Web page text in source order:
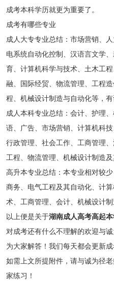
成考本科学历就更为重要了。
成考有哪些专业
成人大专专业总结：市场营销、
电系统自动化控制、汉语言文学
育、计算机科学与技术、土木工
融、国际经贸、物流管理、工程
程、机械设计制造与自动化等，有
成人本科专业总结：会计、护理
语、广告、市场营销、计算机科
行政管理、社会工作、工商管理
工程、物流管理、机械设计制造及
高升本专业总结：本专业相对较
商务、电气工程及其自动化、计
术、工商管理、会计、机械设计
以上便是关于湖南成人高考高起
对成考还有什么不理解的欢迎与
为大家解答！我们每天都会更新
如需上文所提附件，请与诚为径
家练习！